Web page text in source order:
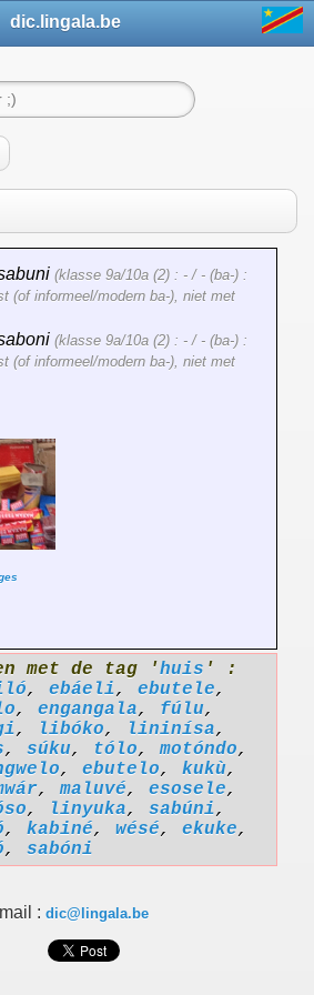
dic.lingala.be
(klasse 9a/10a (2) : - / - (ba-) :
(of informeel/modern ba-), niet met
(klasse 9a/10a (2) : - / - (ba-) :
(of informeel/modern ba-), niet met
met de tag 'huis ' :
, ebáeli, ebutele,
, engangala, fúlu,
, libóko, lininísa,
, súku, tólo,motóndo,
, ebutelo, kukù,
,maluvé, esosele,
, linyuka, sabúni,
, kabiné, wésé, ekuke,
, sabóni
: dic@lingala.be